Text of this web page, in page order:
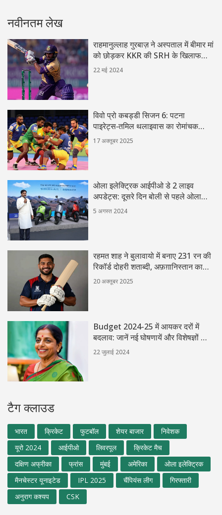
नवीनतम लेख
राहमानुल्लाह गुरबाज़ ने अस्पताल में बीमार मां
को छोड़कर KKR की SRH के खिलाफ
IPL मैच खेलने का फैसला किया
22 मई 2024
विवो प्रो कबड्डी सिजन 6: पटना
पाइरेट्स‑तमिल थलाइवास का रोमांचक
35‑35 ड्रा
17 अक्तूबर 2025
ओला इलेक्ट्रिक आईपीओ डे 2 लाइव
अपडेट्स: दूसरे दिन बोली से पहले ओला
आईपीओ जीएमपी में तेजी
5 अगस्त 2024
रहमत शाह ने बुलावायो में बनाए 231 रन की
रिकॉर्ड दोहरी शताब्दी, अफ़ग़ानिस्तान का
नया टेस्ट शिखर
20 अक्तूबर 2025
Budget 2024-25 में आयकर दरों में
बदलाव: जानें नई घोषणायें और विशेषज्ञों की
राय
22 जुलाई 2024
टैग क्लाउड
भारत क्रिकेट फुटबॉल शेयर बाजार
निवेशक
यूरो 2024
आईपीओ लिवरपूल
क्रिकेट मैच
दक्षिण अफ्रीका
फ्रांस मुंबई अमेरिका
ओला इलेक्ट्रिक
मैनचेस्टर यूनाइटेड
IPL 2025 चैंपियंस लीग
गिरफ्तारी
अनुराग कश्यप
CSK